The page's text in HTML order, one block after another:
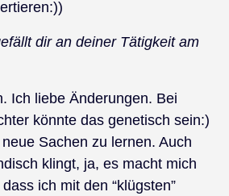
dir an deiner Tätigkeit am
Ich liebe Änderungen. Bei
könnte das genetisch sein:)
Sachen zu lernen. Auch
klingt, ja, es macht mich
ich mit den “klügsten”